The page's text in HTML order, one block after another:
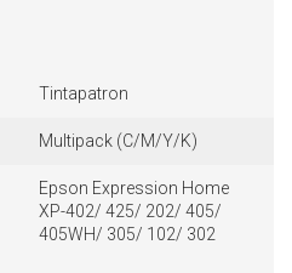
Tintapatron
Multipack (C/M/Y/K)
Epson Expression Home
XP-402/ 425/ 202/ 405/
405WH/ 305/ 102/ 302